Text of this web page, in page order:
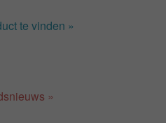
te vinden »
»